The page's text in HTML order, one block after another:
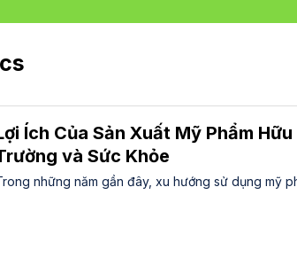
Ích Của Sản Xuất Mỹ Phẩm
và Sức Khỏe
những năm gần đây, xu hướng sử dụng mỹ